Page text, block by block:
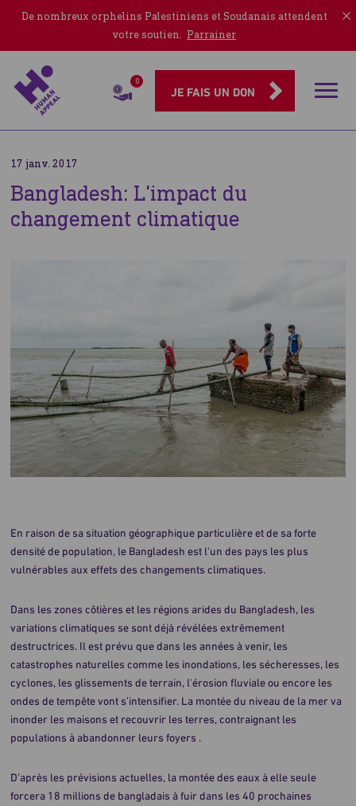
De nombreux orphelins Palestiniens et Soudanais attendent
votre soutien. Parrainer
0
JE FAIS UN DON
17 janv. 2017
Bangladesh: L'impact du
changement climatique
En raison de sa situation géographique particulière et de sa forte
densité de population, le Bangladesh est l'un des pays les plus
vulnérables aux effets des changements climatiques.
Dans les zones côtières et les régions arides du Bangladesh, les
variations climatiques se sont déjà révélées extrêmement
destructrices. Il est prévu que dans les années à venir, les
catastrophes naturelles comme les inondations, les sécheresses, les
cyclones, les glissements de terrain, l'érosion fluviale ou encore les
ondes de tempête vont s’intensifier. La montée du niveau de la mer va
inonder les maisons et recouvrir les terres, contraignant les
populations à abandonner leurs foyers .
D’après les prévisions actuelles, la montée des eaux à elle seule
forcera 18 millions de bangladais à fuir dans les 40 prochaines